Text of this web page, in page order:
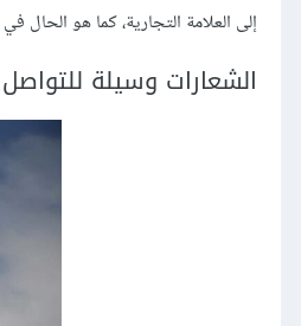
إلى العلامة التجارية، كما هو الحال
الشعارات وسيلة